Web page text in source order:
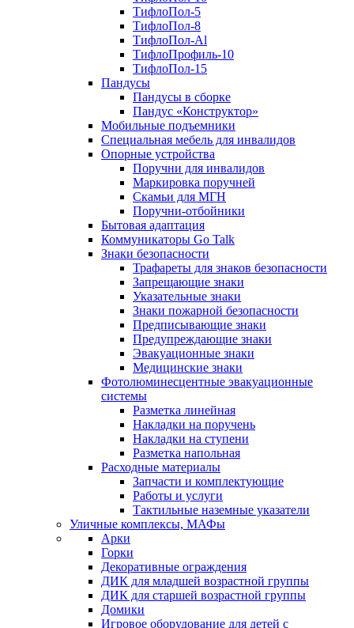
ТифлоПол-5
ТифлоПол-8
ТифлоПол-Al
ТифлоПрофиль-10
ТифлоПол-15
Пандусы
Пандусы в сборке
Пандус «Конструктор»
Мобильные подъемники
Специальная мебель для инвалидов
Опорные устройства
Поручни для инвалидов
Маркировка поручней
Скамьи для МГН
Поручни-отбойники
Бытовая адаптация
Коммуникаторы Go Talk
Знаки безопасности
Трафареты для знаков безопасности
Запрещающие знаки
Указательные знаки
Знаки пожарной безопасности
Предписывающие знаки
Предупреждающие знаки
Эвакуационные знаки
Медицинские знаки
Фотолюминесцентные эвакуационные
системы
Разметка линейная
Накладки на поручень
Накладки на ступени
Разметка напольная
Расходные материалы
Запчасти и комплектующие
Работы и услуги
Тактильные наземные указатели
Уличные комплексы, МАФы
Арки
Горки
Декоративные ограждения
ДИК для младшей возрастной группы
ДИК для старшей возрастной группы
Домики
Игровое оборудование для детей с